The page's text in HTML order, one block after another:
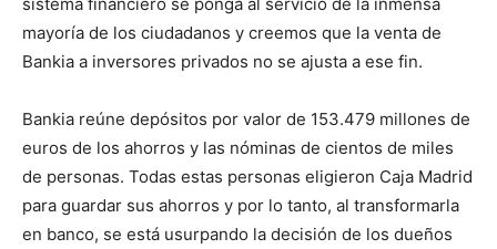
sistema financiero se ponga al servicio de la inmensa
mayoría de los ciudadanos y creemos que la venta de
Bankia a inversores privados no se ajusta a ese fin.
Bankia reúne depósitos por valor de 153.479 millones de
euros de los ahorros y las nóminas de cientos de miles
de personas. Todas estas personas eligieron Caja Madrid
para guardar sus ahorros y por lo tanto, al transformarla
en banco, se está usurpando la decisión de los dueños